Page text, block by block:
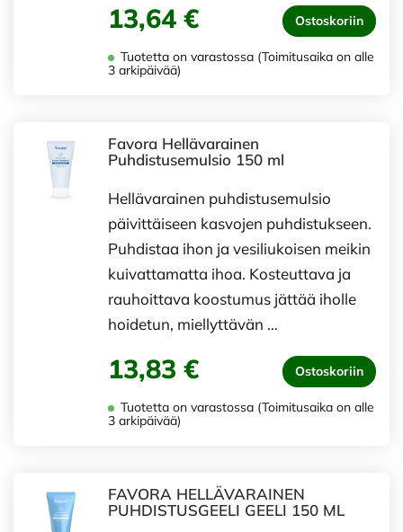
13,64 € Ostoskoriin
Tuotetta on varastossa (Toimitusaika on alle
3 arkipäivää)
Favora Hellävarainen
Puhdistusemulsio 150 ml
Hellävarainen puhdistusemulsio
päivittäiseen kasvojen puhdistukseen.
Puhdistaa ihon ja vesiliukoisen meikin
kuivattamatta ihoa. Kosteuttava ja
rauhoittava koostumus jättää iholle
hoidetun, miellyttävän …
13,83 € Ostoskoriin
Tuotetta on varastossa (Toimitusaika on alle
3 arkipäivää)
FAVORA HELLÄVARAINEN
PUHDISTUSGEELI GEELI 150 ML